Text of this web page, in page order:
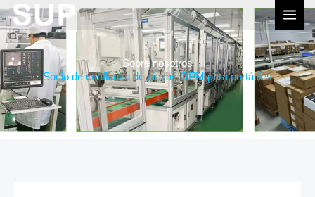
跳
至
内
容
Sobre nosotros
Socio de confianza de piezas OEM para portátiles